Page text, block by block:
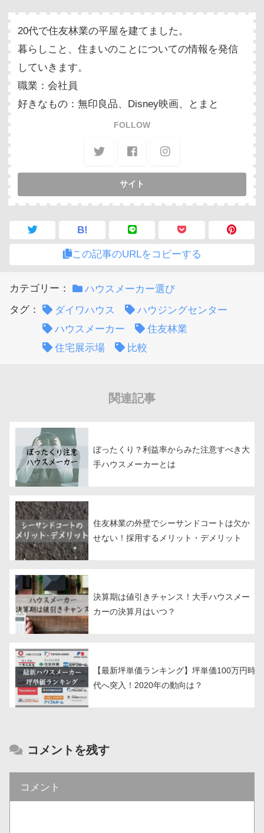
20代で住友林業の平屋を建てました。
暮らしこと、住まいのことについての情報を発信
していきます。
職業：会社員
好きなもの：無印良品、Disney映画、とまと
FOLLOW
B!
この記事のURLをコピーする
カテゴリー：
ハウスメーカー選び
タグ：
ダイワハウス
ハウジングセンター
ハウスメーカー
住友林業
住宅展示場
比較
関連記事
ぼったくり？利益率からみた注意すべき大
手ハウスメーカーとは
住友林業の外壁でシーサンドコートは欠か
せない！採用するメリット・デメリット
決算期は値引きチャンス！大手ハウスメー
カーの決算月はいつ？
【最新坪単価ランキング】坪単価100万円時
代へ突入！2020年の動向は？
コメントを残す
コメント